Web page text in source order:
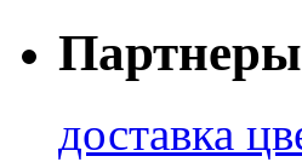
Партнеры
доставка